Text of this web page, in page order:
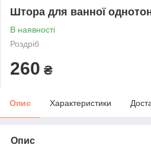
Штора для ванної
В наявності
Роздріб
260 ₴
Опис Характеристики
Опис